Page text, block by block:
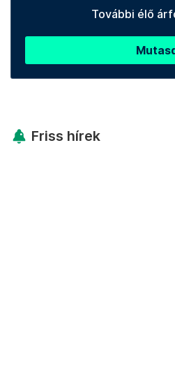
További élő
Friss hírek